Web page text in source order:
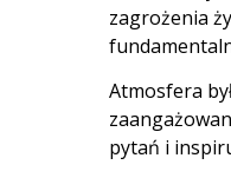
zagrożenia
Atmosfera
pytań i